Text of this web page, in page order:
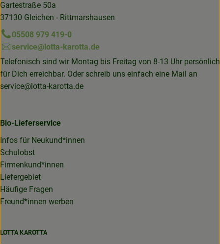
Gartestraße 50a
37130 Gleichen - Rittmarshausen
05508 979 419-0
service@lotta-karotta.de
Telefonisch sind wir Montag bis Freitag von 8-13 Uhr persönlich
für Dich erreichbar. Oder schreib uns einfach eine Mail an
service@lotta-karotta.de
Bio-Lieferservice
Infos für Neukund*innen
Schulobst
Firmenkund*innen
Liefergebiet
Häufige Fragen
Freund*innen werben
LOTTA KAROTTA